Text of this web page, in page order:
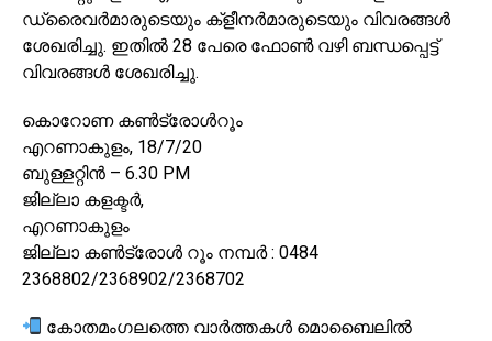
ഡ്രൈവർമാരുടെയും ക്ളീനർമാരുടെയും വിവരങ്ങൾ
ശേഖരിച്ചു. ഇതിൽ 28 പേരെ ഫോൺ വഴി ബന്ധപ്പെട്ട്
വിവരങ്ങൾ ശേഖരിച്ചു.
കൊറോണ കൺട്രോൾറൂം
എറണാകുളം, 18/7/20
ബുള്ളറ്റിൻ – 6.30 PM
ജില്ലാ കളക്ടർ,
എറണാകുളം
ജില്ലാ കൺട്രോൾ റൂം നമ്പർ : 0484
2368802/2368902/2368702
കോതമംഗലത്തെ വാർത്തകൾ മൊബൈലിൽ